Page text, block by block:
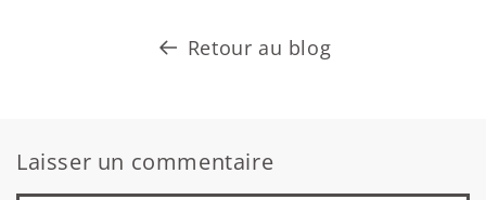
Retour au blog
Laisser un commentaire